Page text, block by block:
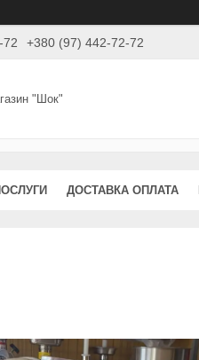
72 +380 (97) 442-72-72
"Шок"
ДОСТАВКА ОПЛАТА